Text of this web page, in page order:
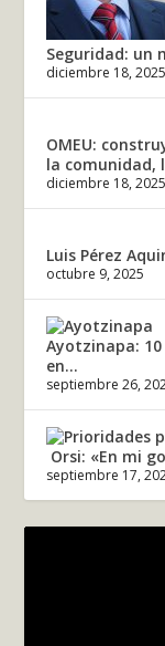
Seguridad: un
diciembre 18, 2025
OMEU:
la comunidad,
diciembre 18, 2025
Luis Pérez
octubre 9, 2025
Ayotzinapa:
en...
septiembre 26,
Orsi: «En mi
septiembre 17,